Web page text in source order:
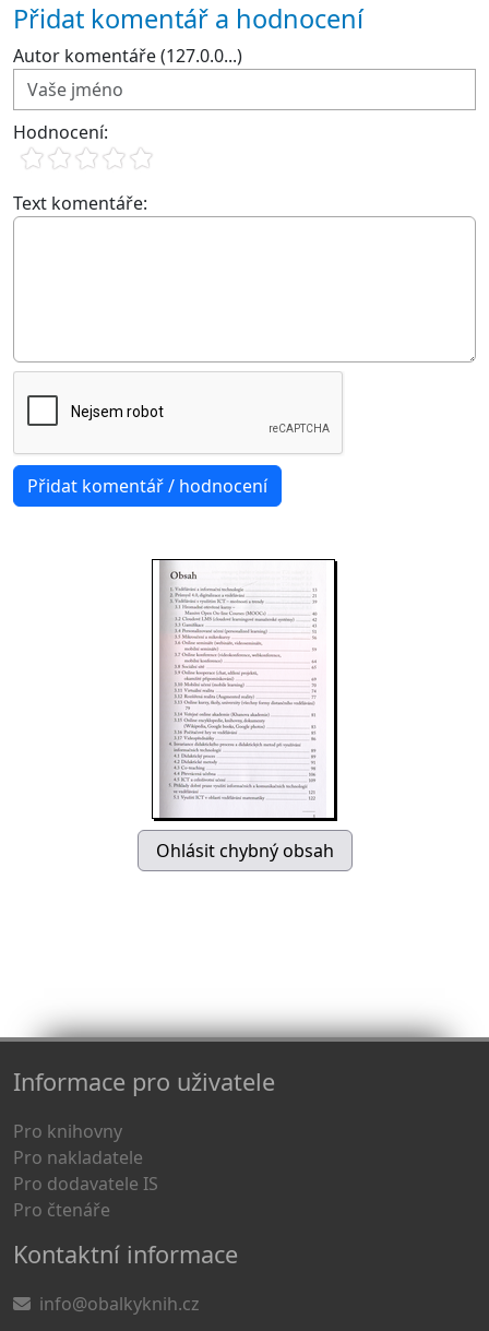
Přidat komentář a hodnocení
Autor komentáře (127.0.0...)
Hodnocení:
Text komentáře:
Informace pro uživatele
Pro knihovny
Pro nakladatele
Pro dodavatele IS
Pro čtenáře
Kontaktní informace
info@obalkyknih.cz